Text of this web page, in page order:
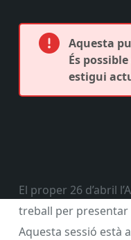
Aquesta
És
estigui
El proper 26 d’abril
treball per presentar
Aquesta sessió està